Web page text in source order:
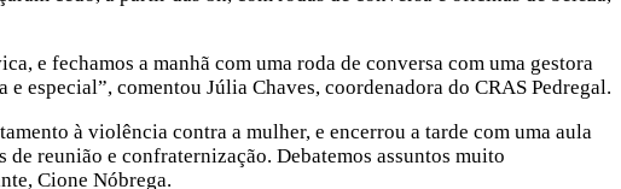
e fechamos a manhã com uma roda de conversa com uma gestora
especial”, comentou Júlia Chaves, coordenadora do CRAS Pedregal.
à violência contra a mulher, e encerrou a tarde com uma aula
de reunião e confraternização. Debatemos assuntos muito
Cione Nóbrega.